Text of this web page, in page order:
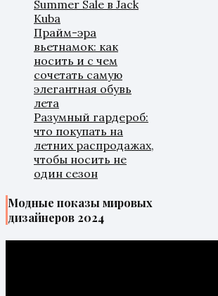
Summer Sale в Jack
Kuba
Прайм-эра
вьетнамок: как
носить и с чем
сочетать самую
элегантная обувь
лета
Разумный гардероб:
что покупать на
летних распродажах,
чтобы носить не
один сезон
Модные показы мировых
дизайнеров 2024